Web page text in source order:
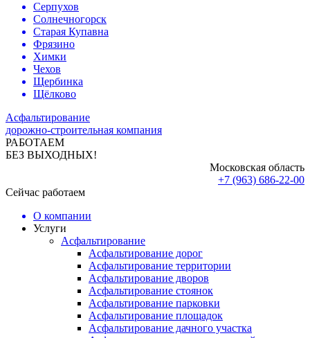
Серпухов
Солнечногорск
Старая Купавна
Фрязино
Химки
Чехов
Щербинка
Щёлково
Асфальтирование
дорожно-строительная компания
РАБОТАЕМ
БЕЗ ВЫХОДНЫХ!
Московская область
+7 (963) 686-22-00
Сейчас работаем
О компании
Услуги
Асфальтирование
Асфальтирование дорог
Асфальтирование территории
Асфальтирование дворов
Асфальтирование стоянок
Асфальтирование парковки
Асфальтирование площадок
Асфальтирование дачного участка